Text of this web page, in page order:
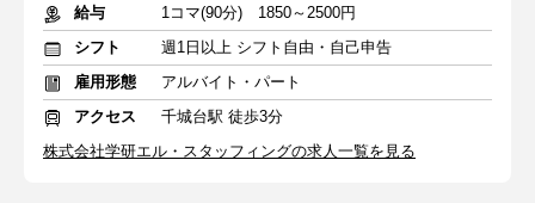
給与
1コマ(90分) 1850～2500円
シフト
週1日以上 シフト自由・自己申告
雇用形態
アルバイト・パート
アクセス
千城台駅 徒歩3分
株式会社学研エル・スタッフィングの求人一覧を見る